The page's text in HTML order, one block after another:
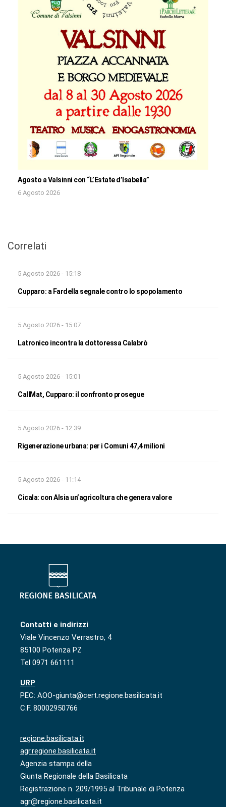
Agosto a Valsinni con “L’Estate d’Isabella”
6 Agosto 2026
Correlati
5 Agosto 2026 - 15:18
Cupparo: a Fardella segnale contro lo spopolamento
5 Agosto 2026 - 15:07
Latronico incontra la dottoressa Calabrò
5 Agosto 2026 - 15:01
CallMat, Cupparo: il confronto prosegue
5 Agosto 2026 - 12:39
Rigenerazione urbana: per i Comuni 47,4 milioni
5 Agosto 2026 - 11:14
Cicala: con Alsia un’agricoltura che genera valore
Contatti e indirizzi
Viale Vincenzo Verrastro, 4
85100 Potenza PZ
Tel 0971 661111
URP
PEC: AOO-giunta@cert.regione.basilicata.it
C.F. 80002950766
regione.basilicata.it
agr.regione.basilicata.it
Agenzia stampa della
Giunta Regionale della Basilicata
Registrazione n. 209/1995 al Tribunale di Potenza
agr@regione.basilicata.it